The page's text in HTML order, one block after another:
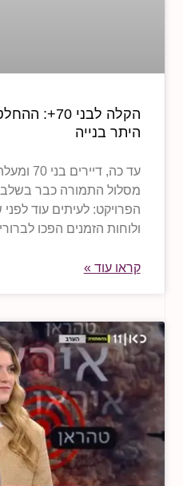
הקלה לבני
היתר בנייה
עד כה,
מסלול התמורה כבר
הפרויקט: לעיתים עוד
ולוחות הזמנים הפכו
קראו עוד »